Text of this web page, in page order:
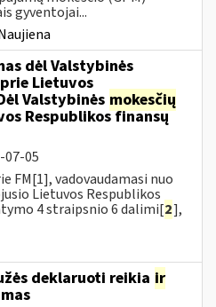
gyventojai...
dėl Valstybinės
Lietuvos
Valstybinės mokesčių
Respublikos finansų
07-05
FM[1], vadovaudamasi nuo
Lietuvos Respublikos
4 straipsnio 6 dalimi[2],
deklaruoti reikia ir